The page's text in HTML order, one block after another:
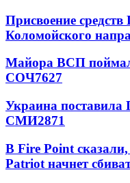
Присвоение
Коломойского
Майора ВСП
СОЧ7627
Украина поставила
СМИ2871
В Fire Point
Patriot начнет